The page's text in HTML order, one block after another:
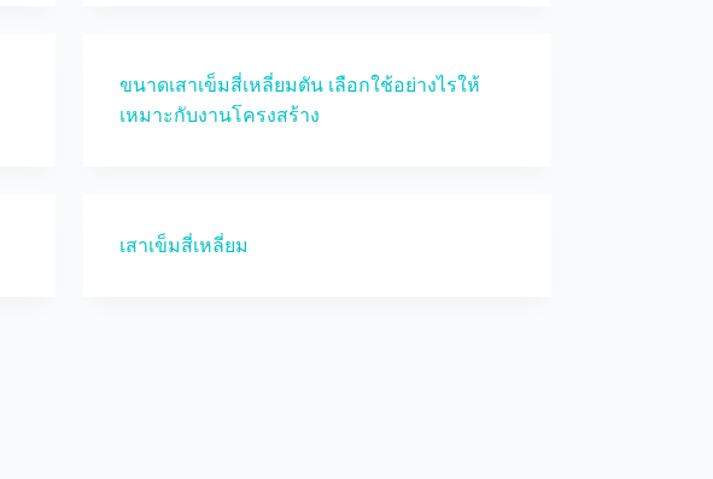
ขนาดเสาเข็มสี่เหลี่ยมตัน เลือกใช้อย่างไรให้
เหมาะกับงานโครงสร้าง
เสาเข็มสี่เหลี่ยม